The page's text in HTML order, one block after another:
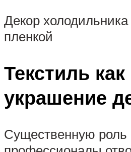
Декор
пленкой
Текстиль как
украшение
Существенную роль